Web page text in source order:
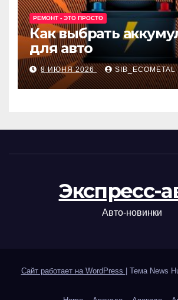
РЕМОНТ - ЭТО ПРОСТО
Как выбрать
для авто
8 ИЮНЯ 2026 SIB_ECOMETAL
Экспресс-
Авто-новинки
Сайт работает на WordPress Тема News